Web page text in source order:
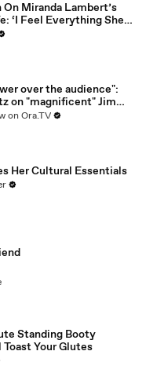
Miranda Lambert’s
‘I Feel Everything She
REELZ Doc
over the audience":
on "magnificent" Jim
on Ora.TV
Her Cultural Essentials
Standing Booty
Your Glutes